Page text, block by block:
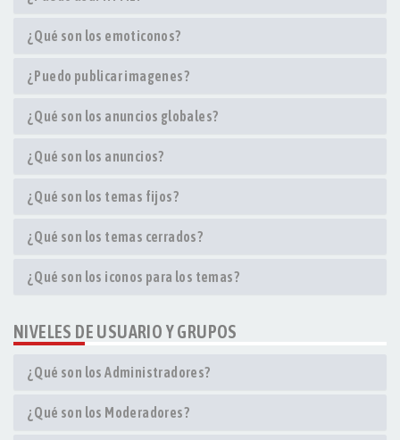
¿Qué son los emoticonos?
¿Puedo publicar imagenes?
¿Qué son los anuncios globales?
¿Qué son los anuncios?
¿Qué son los temas fijos?
¿Qué son los temas cerrados?
¿Qué son los iconos para los temas?
NIVELES DE USUARIO Y GRUPOS
¿Qué son los Administradores?
¿Qué son los Moderadores?